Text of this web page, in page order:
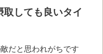
しても良いタイ
だと思われがちです